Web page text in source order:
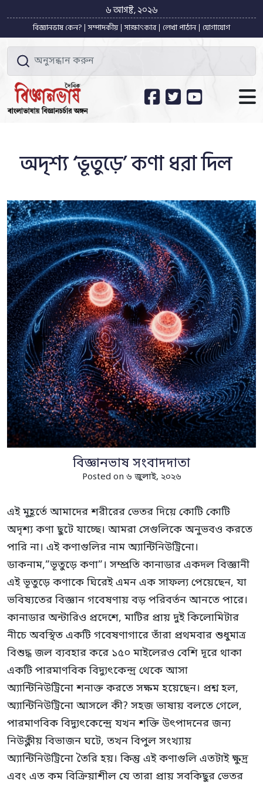
৬ আগষ্ট, ২০২৬
বিজ্ঞানভাষ কেন? সম্পাদকীয় সাক্ষাৎকার লেখা পাঠান যোগাযোগ
অদৃশ্য ‘ভূতুড়ে’ কণা ধরা দিল
বিজ্ঞানভাষ সংবাদদাতা
Posted on ৬ জুলাই, ২০২৬
এই মুহূর্তে আমাদের শরীরের ভেতর দিয়ে কোটি কোটি
অদৃশ্য কণা ছুটে যাচ্ছে। আমরা সেগুলিকে অনুভবও করতে
পারি না। এই কণাগুলির নাম অ্যান্টিনিউট্রিনো।
ডাকনাম,”ভূতুড়ে কণা”। সম্প্রতি কানাডার একদল বিজ্ঞানী
এই ভূতুড়ে কণাকে ঘিরেই এমন এক সাফল্য পেয়েছেন, যা
ভবিষ্যতের বিজ্ঞান গবেষণায় বড় পরিবর্তন আনতে পারে।
কানাডার অন্টারিও প্রদেশে, মাটির প্রায় দুই কিলোমিটার
নীচে অবস্থিত একটি গবেষণাগারে তাঁরা প্রথমবার শুধুমাত্র
বিশুদ্ধ জল ব্যবহার করে ১৫০ মাইলেরও বেশি দূরে থাকা
একটি পারমাণবিক বিদ্যুৎকেন্দ্র থেকে আসা
অ্যান্টিনিউট্রিনো শনাক্ত করতে সক্ষম হয়েছেন। প্রশ্ন হল,
অ্যান্টিনিউট্রিনো আসলে কী? সহজ ভাষায় বলতে গেলে,
পারমাণবিক বিদ্যুৎকেন্দ্রে যখন শক্তি উৎপাদনের জন্য
নিউক্লীয় বিভাজন ঘটে, তখন বিপুল সংখ্যায়
অ্যান্টিনিউট্রিনো তৈরি হয়। কিন্তু এই কণাগুলি এতটাই ক্ষুদ্র
এবং এত কম বিক্রিয়াশীল যে তারা প্রায় সবকিছুর ভেতর